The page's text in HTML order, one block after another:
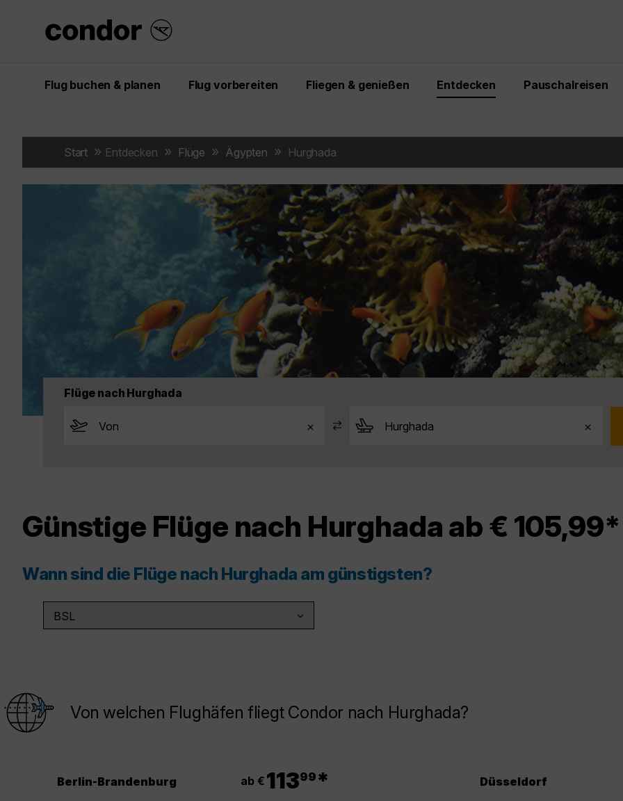
Flug buchen & planen Flug vorbereiten Fliegen & genießen Entdecken Pauschalreisen
Start Entdecken Flüge Ägypten Hurghada
Flüge nach Hurghada
Günstige Flüge nach Hurghada ab € 105,99*
Wann sind die Flüge nach Hurghada am günstigsten?
Von welchen Flughäfen fliegt Condor nach Hurghada?
Berlin-Brandenburg ab € 11399 * Düsseldorf